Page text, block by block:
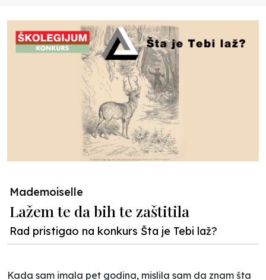
Mademoiselle
Lažem te da bih te zaštitila
Rad pristigao na konkurs Šta je Tebi laž?
Kada sam imala pet godina, mislila sam da znam šta